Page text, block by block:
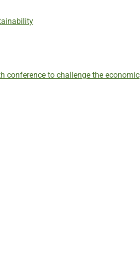
conference to challenge the economic